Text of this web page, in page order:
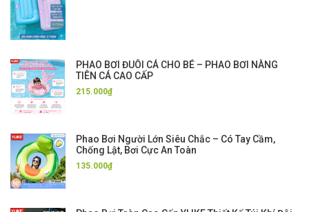
PHAO BƠI ĐUÔI CÁ CHO BÉ – PHAO BƠI NÀNG
TIÊN CÁ CAO CẤP
215.000₫
Phao Bơi Người Lớn Siêu Chắc – Có Tay Cầm,
Chống Lật, Bơi Cực An Toàn
135.000₫